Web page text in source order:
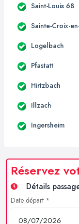
Saint-Louis 68
Sainte-Croix-
Logelbach
Pfastatt
Hirtzbach
Illzach
Ingersheim
Réservez
Détails
Date départ *